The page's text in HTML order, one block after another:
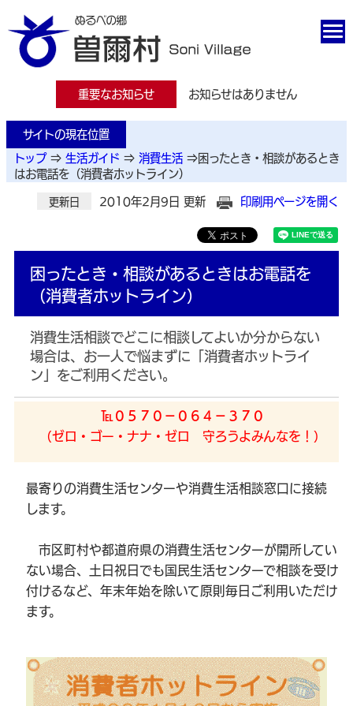
重要なお知らせ お知らせはありません
サイトの現在位置
トップ ⇒ 生活ガイド ⇒ 消費生活 ⇒ 困ったとき・相談があるとき
はお電話を（消費者ホットライン）
更新日 2010年2月9日 更新 印刷用ページを開く
困ったとき・相談があるときはお電話を
（消費者ホットライン）
消費生活相談でどこに相談してよいか分からない
場合は、お一人で悩まずに「消費者ホットライ
ン」をご利用ください。
℡０５７０－０６４－３７０
（ゼロ・ゴー・ナナ・ゼロ 守ろうよみんなを！）
最寄りの消費生活センターや消費生活相談窓口に接続
します。
市区町村や都道府県の消費生活センターが開所してい
ない場合、土日祝日でも国民生活センターで相談を受け
付けるなど、年末年始を除いて原則毎日ご利用いただけ
ます。